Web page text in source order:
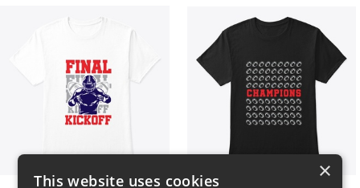
×
This website uses cookies